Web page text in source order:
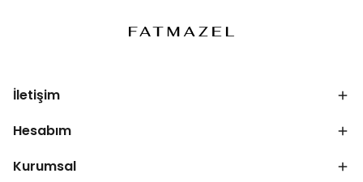
İletişim
Hesabım
Kurumsal